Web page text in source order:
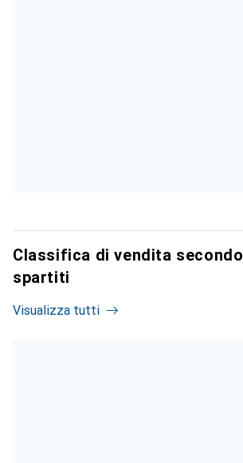
Classifica di vendita
spartiti
Visualizza tutti